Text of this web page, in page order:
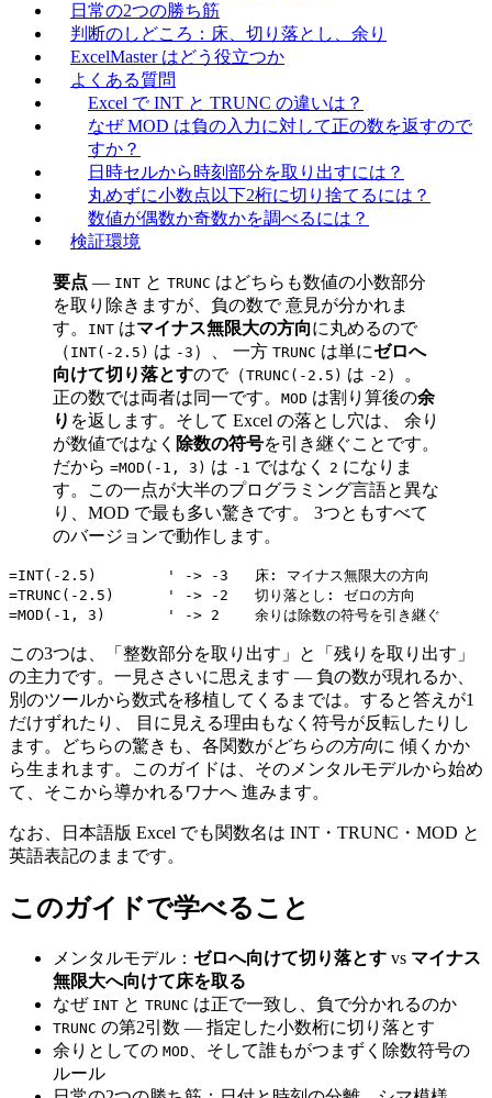
日常の2つの勝ち筋
判断のしどころ：床、切り落とし、余り
ExcelMaster はどう役立つか
よくある質問
Excel で INT と TRUNC の違いは？
なぜ MOD は負の入力に対して正の数を返すので
すか？
日時セルから時刻部分を取り出すには？
丸めずに小数点以下2桁に切り捨てるには？
数値が偶数か奇数かを調べるには？
検証環境
要点 — INT と TRUNC はどちらも数値の小数部分
を取り除きますが、負の数で 意見が分かれま
す。
INT はマイナス無限大の方向に丸めるので
（ INT(-2.5) は -3 ）、 一方 TRUNC は単にゼロへ
向けて切り落とすので（TRUNC(-2.5) は -2 ）。
正の数では両者は同一です。 MOD は割り算後の余
り を返します。そして Excel の落とし穴は、 余り
が数値ではなく 除数の符号を引き継ぐことです。
だから =MOD(-1, 3) は -1 ではなく 2 になりま
す。この一点が大半のプログラミング言語と異な
り、MOD で最も多い驚きです。 3つともすべて
のバージョンで動作します。
=INT(-2.5)        ' -> -3   床: マイナス無限大の方向
=TRUNC(-2.5)      ' -> -2   切り落とし: ゼロの方向
この3つは、「整数部分を取り出す」と「残りを取り出す」
の主力です。一見ささいに思えます — 負の数が現れるか、
別のツールから数式を移植してくるまでは。すると答えが1
だけずれたり、 目に見える理由もなく符号が反転したりし
ます。どちらの驚きも、各関数がどちらの方向に 傾くかか
ら生まれます。このガイドは、そのメンタルモデルから始め
て、そこから導かれるワナへ 進みます。
なお、日本語版 Excel でも関数名は INT・TRUNC・MOD と
英語表記のままです。
このガイドで学べること
メンタルモデル： ゼロへ向けて切り落とす vs マイナス
無限大へ向けて床を取る
なぜ INT と TRUNC は正で一致し、負で分かれるのか
TRUNC の第2引数 — 指定した小数桁に切り落とす
余りとしての MOD
、そして誰もがつまずく除数符号の
ルール